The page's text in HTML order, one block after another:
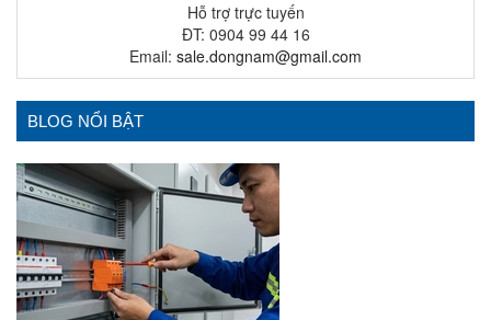
Hỗ trợ trực tuyến
ĐT: 0904 99 44 16
Email: sale.dongnam@gmail.com
BLOG NỔI BẬT